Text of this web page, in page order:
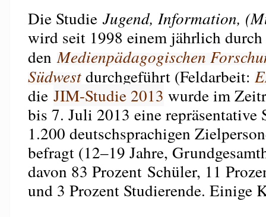
Die Studie Jugend, Information,
wird seit 1998 einem jährlich durch
denMedienpädagogischen
Südwestdurchgeführt (Feldarbeit:
die JIM-Studie 2013 wurde im
bis 7. Juli 2013 eine repräsentative
1.200 deutschsprachigen
befragt (12–19 Jahre,
davon 83 Prozent Schüler, 11
und 3 Prozent Studierende. Einige